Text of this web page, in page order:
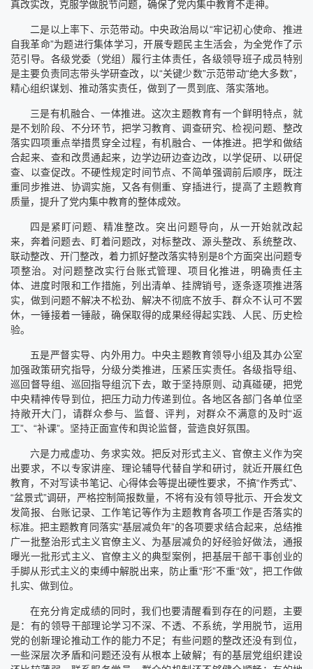
真改实改，克服学做脱节问题，确保了党内集中教育不走神。
二是以上率下、示范带动。中央政治局以“牢记初心使命、推进
自我革命”为题进行集体学习，开展专题民主生活会，为全党作了示
范引导。各级党委（党组）履行主体责任，各级领导班子成员特别
是主要负责同志带头学研查改，以“关键少数”示范带动“绝大多数”，
精心组织谋划、推动落实责任，做到了一贯到底、落实落地。
三是有机融合、一体推进。这次主题教育有一个鲜明特点，就
是不划阶段、不分环节，把学习教育、调查研究、检视问题、整改
落实四项重点举措贯穿全过程，有机融合、一体推进。把学和做结
合起来、查和改贯通起来，边学边研边查边改，以学促研、以研促
查、以查促改。不硬性规定时间节点、不简单强调前后顺序，既注
重同步推进、协调实施，又各有侧重、穿插进行，提高了主题教育
质量，提升了党内集中教育的整体成效。
四是紧盯问题、精准整改。突出问题导向，从一开始就改起
来，奔着问题去、盯着问题改，对标整改、源头整改、系统整改、
联动整改、开门整改，着力抓好整改落实特别是8个方面突出问题专
项整治。对问题整改实行台账式管理、项目化推进，明确责任主
体、进度时限和工作措施，列出清单、挂牌销号，逐条逐项推进落
实，做到问题不解决不松劲、解决不彻底不放手、群众不认可不罢
休，一锤接着一锤敲，确保取得的成果经得起实践、人民、历史检
验。
五是严督实导、内外用力。中央主题教育领导小组及其办公室
加强政策研究指导，分级分类推进，压紧压实责任。各级指导组、
巡回督导组、巡回指导组沉下去，敢于坚持原则、动真碰硬，把党
中央精神传导到位，把压力动力传递到位。各地区各部门各单位坚
持敞开大门，请群众参与、监督、评判，对群众不满意的及时“返
工”、“补课”。坚持正面宣传和舆论监督，营造良好氛围。
六是力戒虚功、务求实效。把反对形式主义、官僚主义作为突
出要求，不以专家讲座、理论辅导代替自学和研讨，就近开展红色
教育，不对写读书笔记、心得体会等提出硬性要求，不搞“作秀式”、
“盆景式”调研，严格控制简报数量，不将有没有领导批示、开会发文
发简报、台账记录、工作笔记等作为主题教育各项工作是否落实的
标准。把主题教育同落实“基层减负年”的各项要求结合起来，总结推
广一批整治形式主义官僚主义、为基层减负的好经验好做法，通报
曝光一批形式主义、官僚主义的典型案例，把基层干部干事创业的
手脚从形式主义的束缚中解脱出来，防止重“形”不重“效”，把工作做
扎实、做到位。
在充分肯定成绩的同时，我们也要清醒看到存在的问题，主要
是：有的领导干部理论学习不深、不透、不系统，学用脱节，运用
党的创新理论推动工作的能力不足；有些问题的整改还没有到位，
一些深层次矛盾和问题还没有从根本上破解；有的基层党组织建设